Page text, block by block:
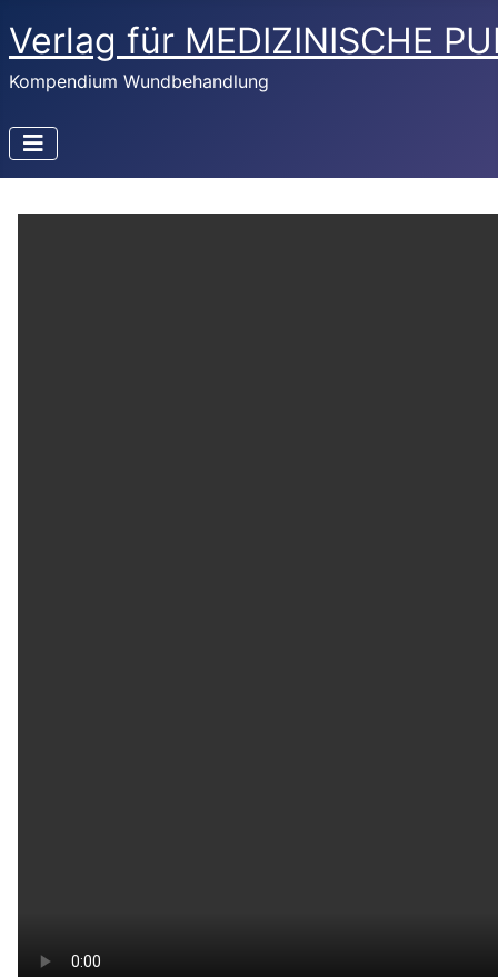
Verlag für MEDIZINISCHE
Kompendium Wundbehandlung